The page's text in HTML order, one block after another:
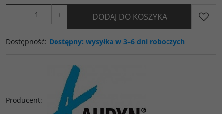
− + DODAJ DO KOSZYKA
Dostępność: Dostępny: wysyłka w 3–6 dni roboczych
Producent: